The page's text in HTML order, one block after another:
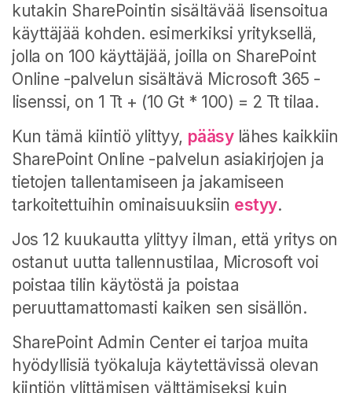
kutakin SharePointin sisältävää lisensoitua
käyttäjää kohden. esimerkiksi yrityksellä,
jolla on 100 käyttäjää, joilla on SharePoint
Online -palvelun sisältävä Microsoft 365 -
lisenssi, on 1 Tt + (10 Gt * 100) = 2 Tt tilaa.
Kun tämä kiintiö ylittyy, pääsylähes kaikkiin
SharePoint Online -palvelun asiakirjojen ja
tietojen tallentamiseen ja jakamiseen
tarkoitettuihin ominaisuuksiin estyy.
Jos 12 kuukautta ylittyy ilman, että yritys on
ostanut uutta tallennustilaa, Microsoft voi
poistaa tilin käytöstä ja poistaa
peruuttamattomasti kaiken sen sisällön.
SharePoint Admin Center ei tarjoa muita
hyödyllisiä työkaluja käytettävissä olevan
kiintiön ylittämisen välttämiseksi kuin